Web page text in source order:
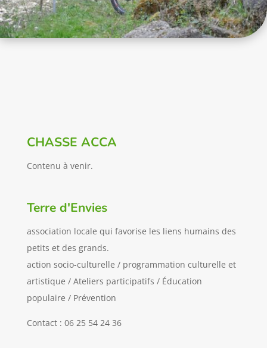
CHASSE ACCA
Contenu à venir.
Terre d'Envies
association locale qui favorise les liens humains des
petits et des grands.
action socio-culturelle / programmation culturelle et
artistique / Ateliers participatifs / Éducation
populaire / Prévention
Contact : 06 25 54 24 36